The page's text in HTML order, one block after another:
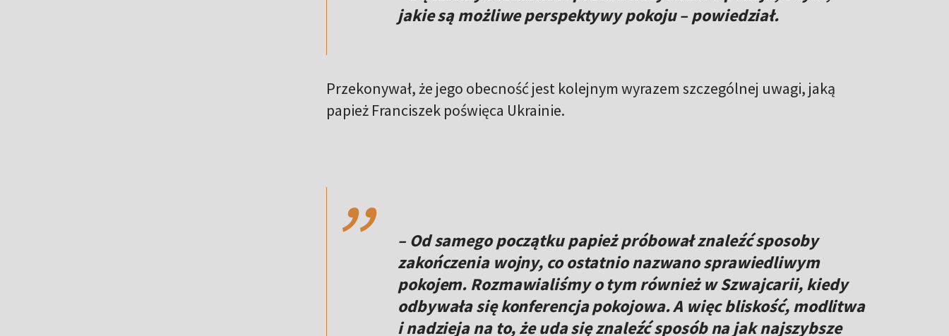
jakie są możliwe perspektywy pokoju – powiedział.
Przekonywał, że jego obecność jest kolejnym wyrazem szczególnej uwagi, jaką
papież Franciszek poświęca Ukrainie.
,,
– Od samego początku papież próbował znaleźć sposoby
zakończenia wojny, co ostatnio nazwano sprawiedliwym
pokojem. Rozmawialiśmy o tym również w Szwajcarii, kiedy
odbywała się konferencja pokojowa. A więc bliskość, modlitwa
i nadzieja na to, że uda się znaleźć sposób na jak najszybsze